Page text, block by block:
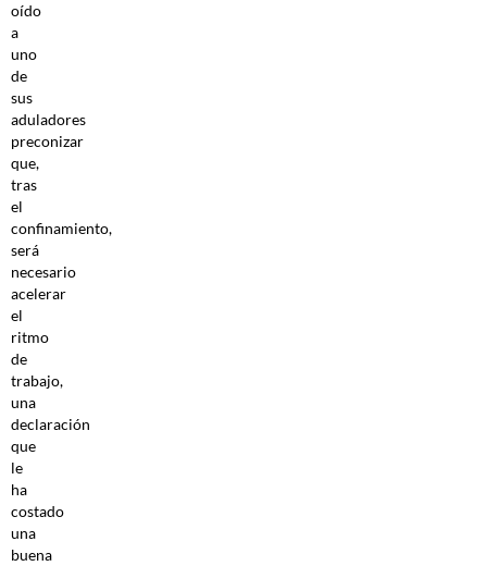
oído
a
uno
de
sus
aduladores
preconizar
que,
tras
el
confinamiento,
será
necesario
acelerar
el
ritmo
de
trabajo,
una
declaración
que
le
ha
costado
una
buena